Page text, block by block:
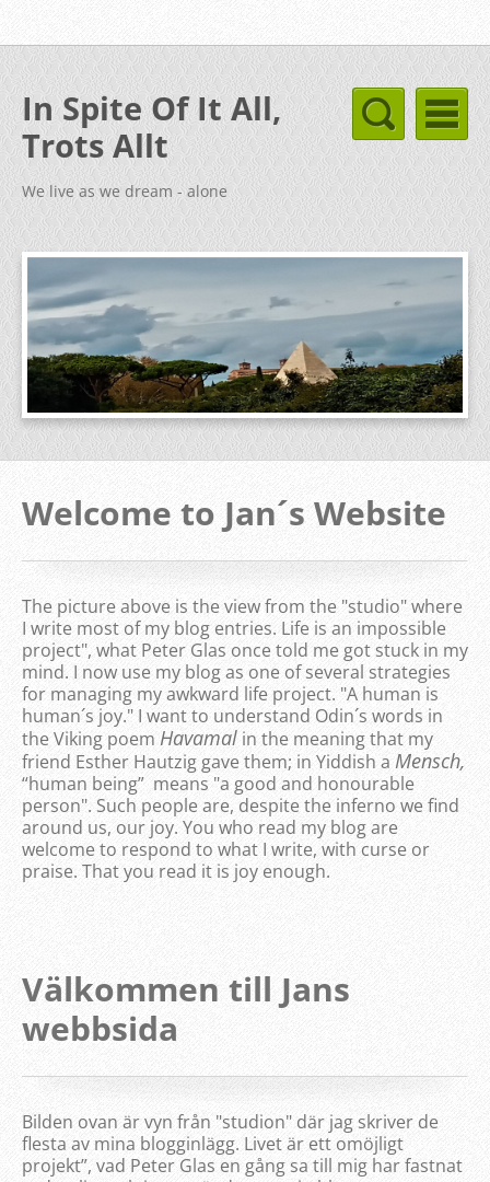
In Spite Of It All,
Trots Allt
We live as we dream - alone
Welcome to Jan´s Website
The picture above is the view from the "studio" where
I write most of my blog entries. Life is an impossible
project", what Peter Glas once told me got stuck in my
mind. I now use my blog as one of several strategies
for managing my awkward life project. "A human is
human´s joy." I want to understand Odin´s words in
the Viking poem Havamal in the meaning that my
friend Esther Hautzig gave them; in Yiddish a Mensch,
“human being” means "a good and honourable
person". Such people are, despite the inferno we find
around us, our joy. You who read my blog are
welcome to respond to what I write, with curse or
praise. That you read it is joy enough.
Välkommen till Jans
webbsida
Bilden ovan är vyn från "studion" där jag skriver de
flesta av mina blogginlägg. Livet är ett omöjligt
projekt”, vad Peter Glas en gång sa till mig har fastnat